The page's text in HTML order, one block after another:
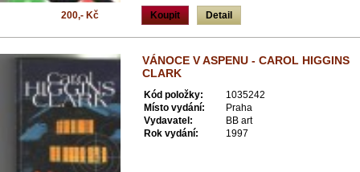
Koupit Detail
200,- Kč
VÁNOCE V ASPENU - CAROL HIGGINS
CLARK
Kód položky:
1035242
Místo vydání:
Praha
Vydavatel:
BB art
Rok vydání:
1997